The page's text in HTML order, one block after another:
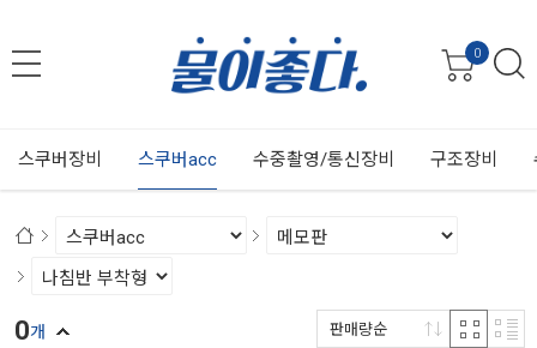
0
스쿠버장비 스쿠버acc 수중촬영/통신장비 구조장비
0개 판매량순